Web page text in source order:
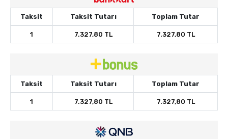
Taksit Taksit Tutarı Toplam Tutar
1 7.327,80 TL 7.327,80 TL
Taksit Taksit Tutarı Toplam Tutar
1 7.327,80 TL 7.327,80 TL